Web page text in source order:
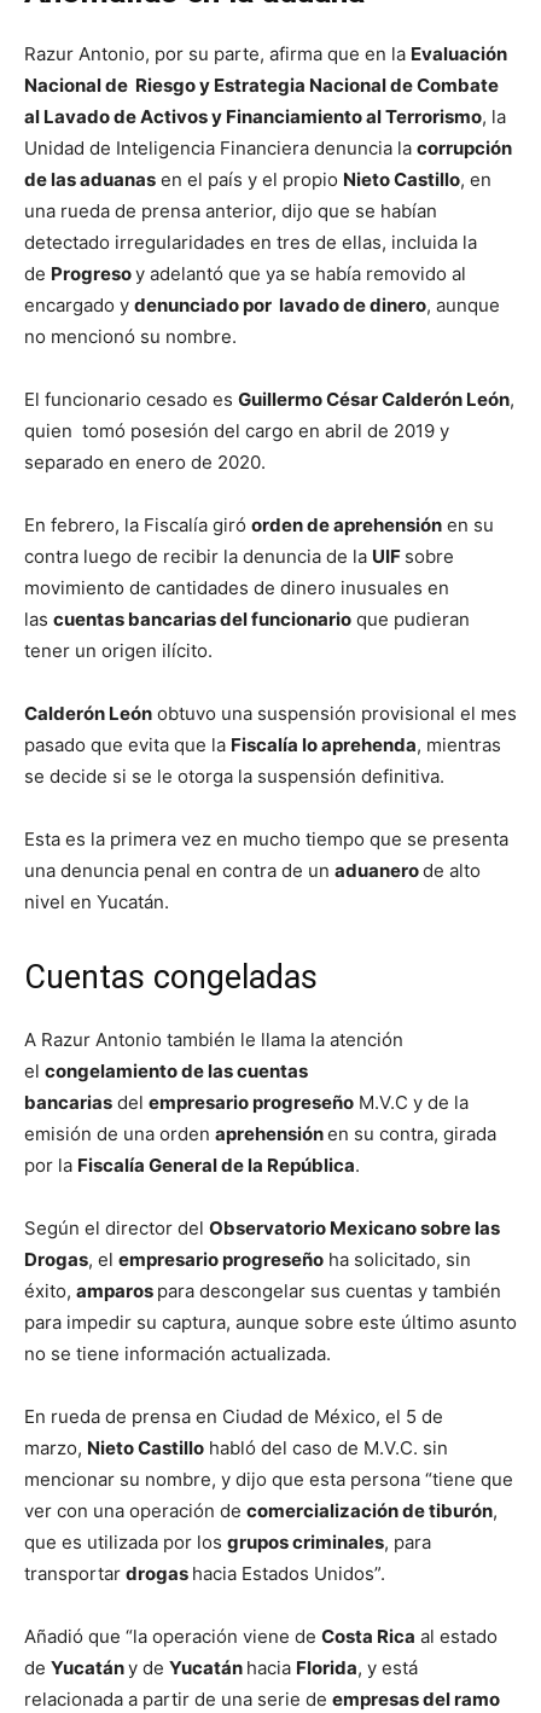
Razur Antonio, por su parte, afirma que en la Evaluación
Nacional de Riesgo y Estrategia Nacional de Combate
al Lavado de Activos y Financiamiento al Terrorismo, la
Unidad de Inteligencia Financiera denuncia la corrupción
de las aduanas en el país y el propio Nieto Castillo, en
una rueda de prensa anterior, dijo que se habían
detectado irregularidades en tres de ellas, incluida la
de Progresoy adelantó que ya se había removido al
encargado y denunciado por lavado de dinero, aunque
no mencionó su nombre.
El funcionario cesado es Guillermo César Calderón León,
quien tomó posesión del cargo en abril de 2019 y
separado en enero de 2020.
En febrero, la Fiscalía giró orden de aprehensión en su
contra luego de recibir la denuncia de la UIF sobre
movimiento de cantidades de dinero inusuales en
las cuentas bancarias del funcionario que pudieran
tener un origen ilícito.
Calderón León obtuvo una suspensión provisional el mes
pasado que evita que la Fiscalía lo aprehenda, mientras
se decide si se le otorga la suspensión definitiva.
Esta es la primera vez en mucho tiempo que se presenta
una denuncia penal en contra de un aduanerode alto
nivel en Yucatán.
Cuentas congeladas
A Razur Antonio también le llama la atención
el congelamiento de las cuentas
bancarias del empresario progreseño M.V.C y de la
emisión de una orden aprehensiónen su contra, girada
por la Fiscalía General de la República.
Según el director del Observatorio Mexicano sobre las
Drogas, el empresario progreseño ha solicitado, sin
éxito, amparos para descongelar sus cuentas y también
para impedir su captura, aunque sobre este último asunto
no se tiene información actualizada.
En rueda de prensa en Ciudad de México, el 5 de
marzo, Nieto Castillo habló del caso de M.V.C. sin
mencionar su nombre, y dijo que esta persona “tiene que
ver con una operación de comercialización de tiburón,
que es utilizada por los grupos criminales, para
transportar drogas hacia Estados Unidos”.
Añadió que “la operación viene de Costa Rica al estado
de Yucatány de Yucatán hacia Florida, y está
relacionada a partir de una serie de empresas del ramo